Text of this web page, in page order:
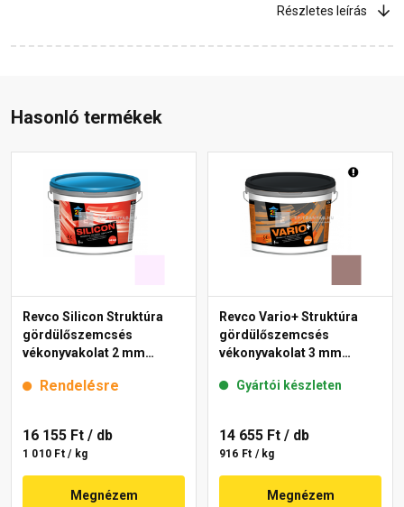
Részletes leírás
Hasonló termékek
Revco Silicon Struktúra
gördülőszemcsés
vékonyvakolat 2 mm
Rendelésre
16 155 Ft / db
1 010 Ft / kg
Megnézem
Revco Vario+ Struktúra
gördülőszemcsés
vékonyvakolat 3 mm
Gyártói készleten
14 655 Ft / db
916 Ft / kg
Megnézem